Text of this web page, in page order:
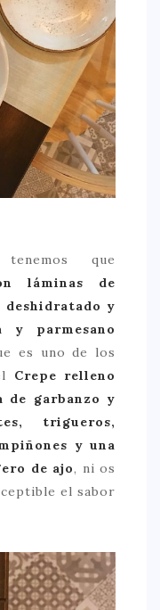
que
láminas de
deshidratado y
y parmesano
es uno de los
Crepe relleno
de garbanzo y
trigueros,
y una
de ajo, ni os
el sabor